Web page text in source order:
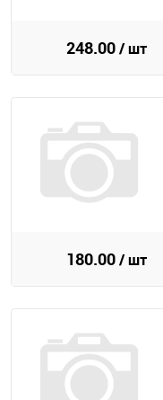
248.00/ шт
180.00/ шт